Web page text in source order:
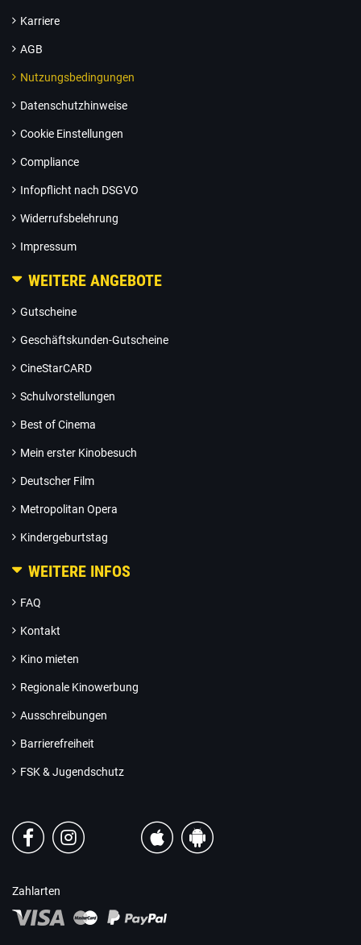
Karriere
AGB
Nutzungsbedingungen
Datenschutzhinweise
Cookie Einstellungen
Compliance
Infopflicht nach DSGVO
Widerrufsbelehrung
Impressum
WEITERE ANGEBOTE
Gutscheine
Geschäftskunden-Gutscheine
CineStarCARD
Schulvorstellungen
Best of Cinema
Mein erster Kinobesuch
Deutscher Film
Metropolitan Opera
Kindergeburtstag
WEITERE INFOS
FAQ
Kontakt
Kino mieten
Regionale Kinowerbung
Ausschreibungen
Barrierefreiheit
FSK & Jugendschutz
Zahlarten